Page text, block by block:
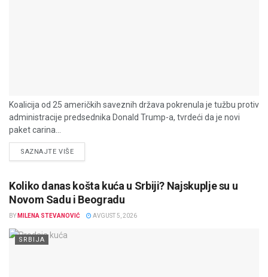
Koalicija od 25 američkih saveznih država pokrenula je tužbu protiv
administracije predsednika Donald Trump-a, tvrdeći da je novi
paket carina...
SAZNAJTE VIŠEDETAILS
Koliko danas košta kuća u Srbiji? Najskuplje su u
Novom Sadu i Beogradu
BY MILENA STEVANOVIĆ AVGUST 5, 2026
SRBIJA